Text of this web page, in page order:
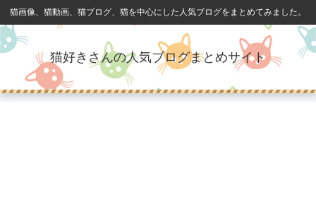
猫画像、猫動画、猫ブログ、猫を中心にした人気ブログをまとめてみました。
猫好きさんの人気ブログまとめサイト